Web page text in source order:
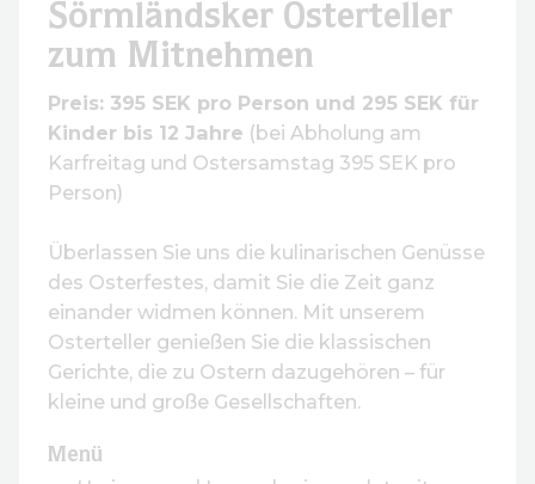
Sörmländsker Osterteller
zum Mitnehmen
Preis: 395 SEK pro Person und 295 SEK für
Kinder bis 12 Jahre (bei Abholung am
Karfreitag und Ostersamstag 395 SEK pro
Person)
Überlassen Sie uns die kulinarischen Genüsse
des Osterfestes, damit Sie die Zeit ganz
einander widmen können. Mit unserem
Osterteller genießen Sie die klassischen
Gerichte, die zu Ostern dazugehören – für
kleine und große Gesellschaften.
Menü